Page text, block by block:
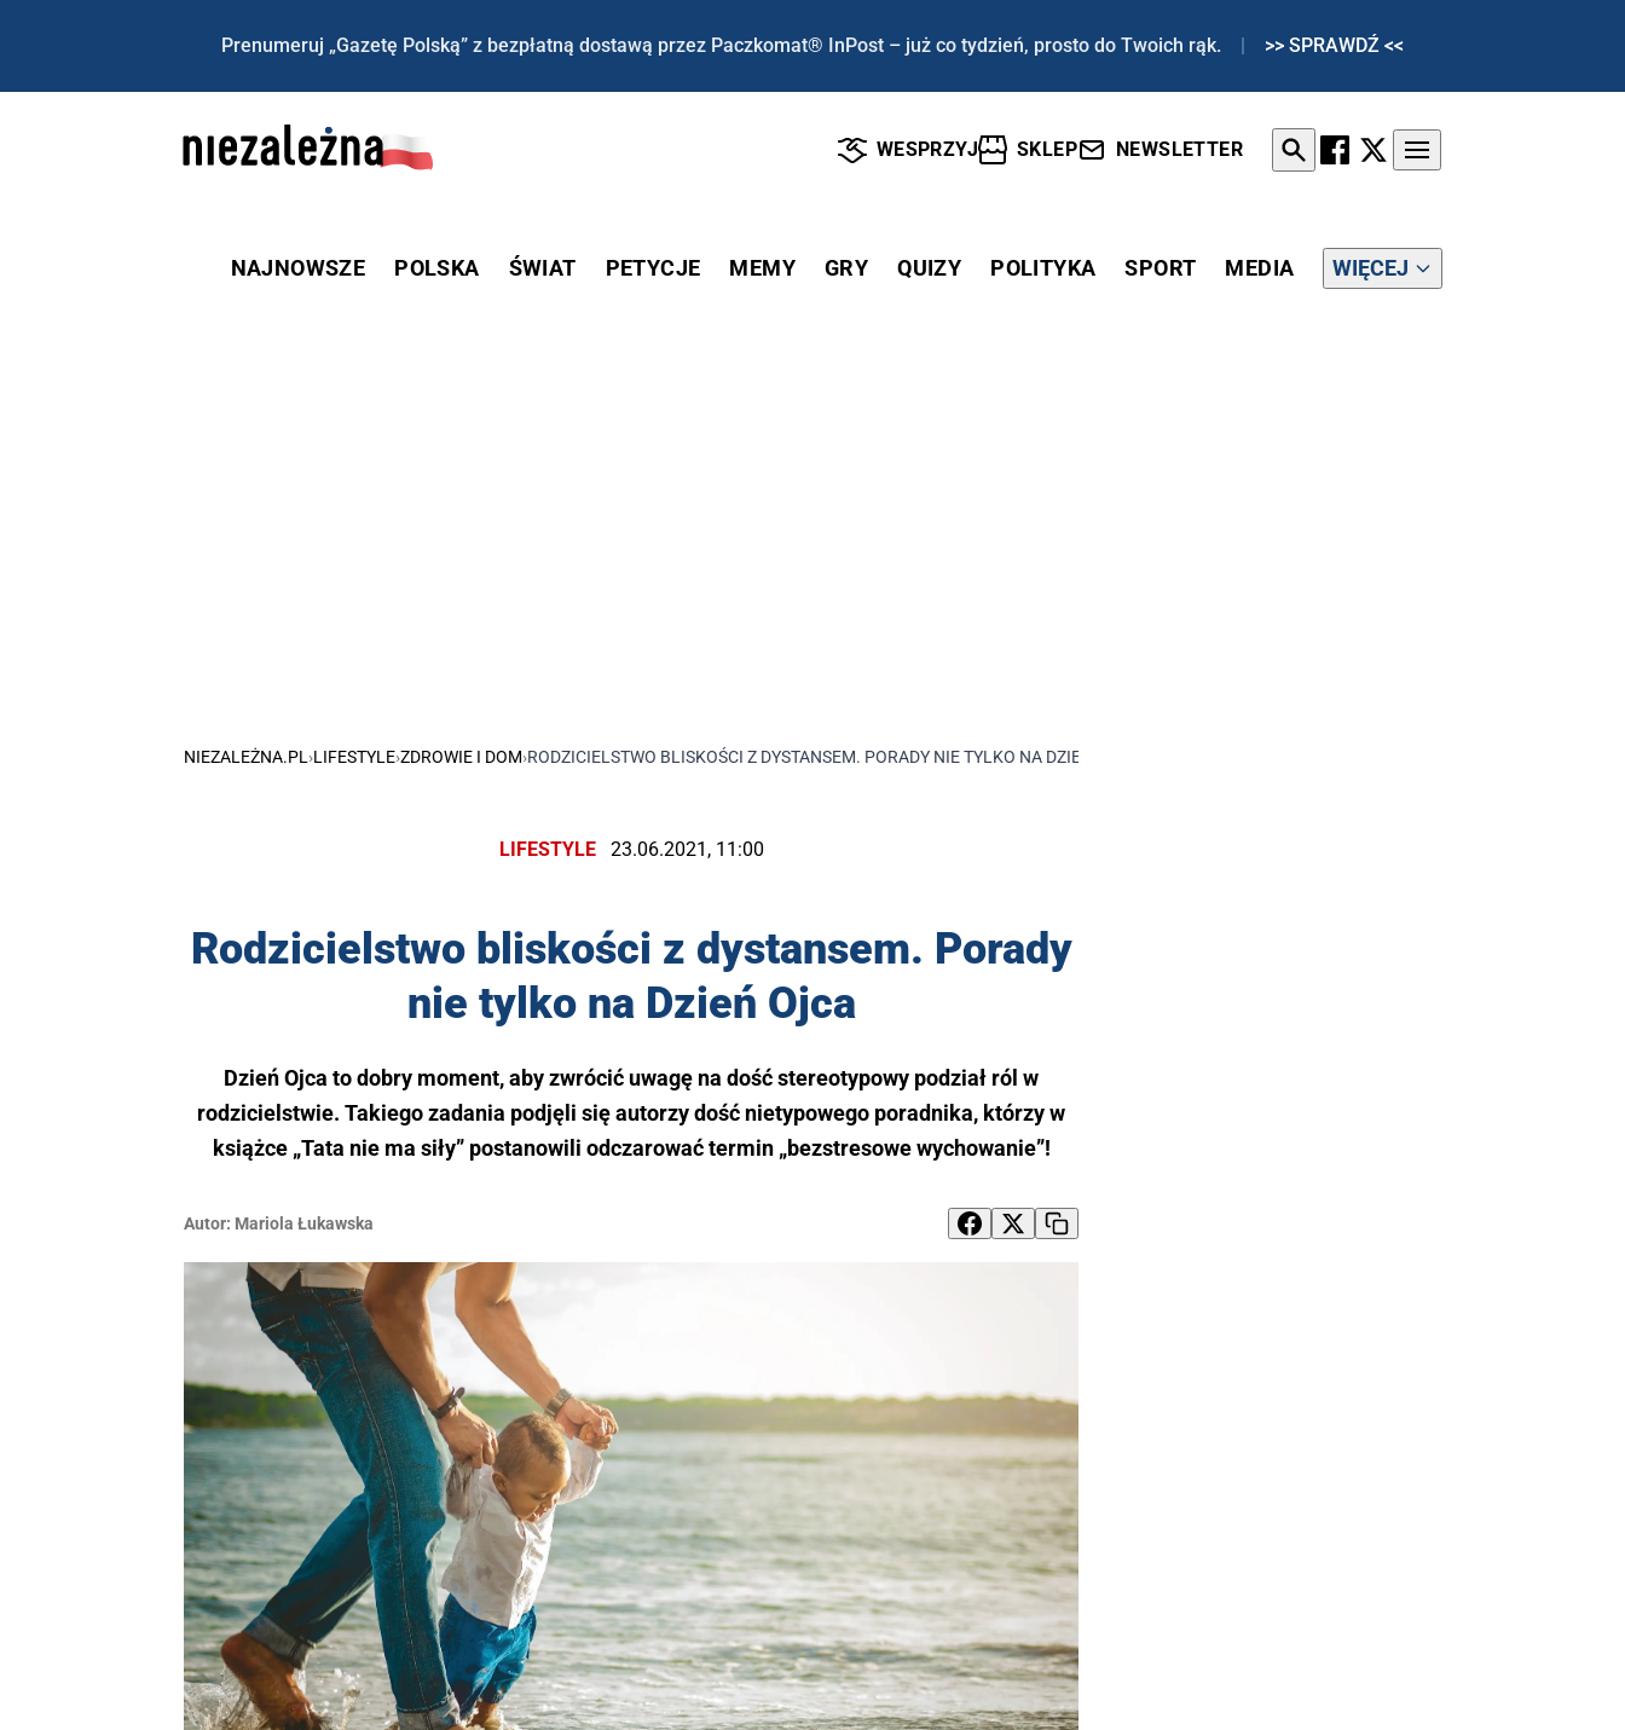
Prenumeruj „Gazetę Polską” z bezpłatną dostawą przez Paczkomat® InPost – już co tydzień, prosto do Twoich rąk. | >> SPRAWDŹ <<
WESPRZYJ SKLEP NEWSLETTER
NAJNOWSZE POLSKA ŚWIAT PETYCJE MEMY GRY QUIZY POLITYKA SPORT MEDIA WIĘCEJ
NIEZALEŻNA.PL ›LIFESTYLE›ZDROWIE I DOM›RODZICIELSTWO BLISKOŚCI Z DYSTANSEM. PORADY NIE TYLKO NA DZIEŃ OJCA
LIFESTYLE 23.06.2021, 11:00
Rodzicielstwo bliskości z dystansem. Porady
nie tylko na Dzień Ojca
Dzień Ojca to dobry moment, aby zwrócić uwagę na dość stereotypowy podział ról w
rodzicielstwie. Takiego zadania podjęli się autorzy dość nietypowego poradnika, którzy w
książce „Tata nie ma siły” postanowili odczarować termin „bezstresowe wychowanie”!
Autor: Mariola Łukawska